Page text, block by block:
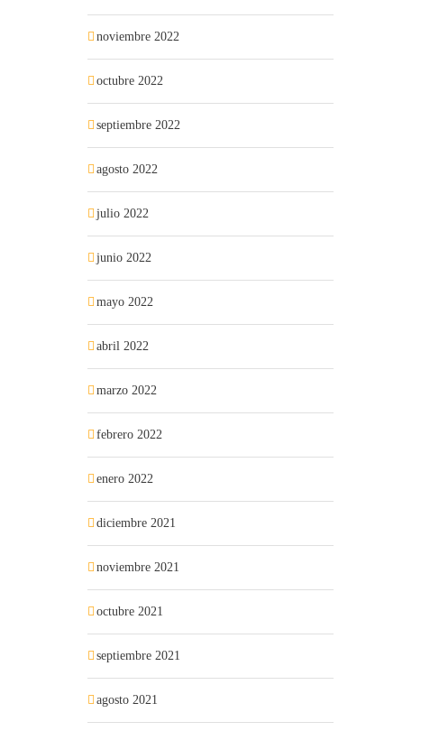
noviembre 2022
octubre 2022
septiembre 2022
agosto 2022
julio 2022
junio 2022
mayo 2022
abril 2022
marzo 2022
febrero 2022
enero 2022
diciembre 2021
noviembre 2021
octubre 2021
septiembre 2021
agosto 2021